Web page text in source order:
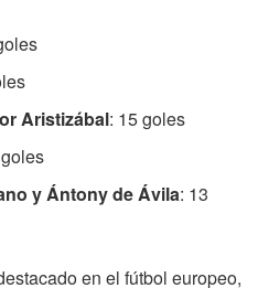
Aristizábal: 15 goles
y Ántony de Ávila: 13
en el fútbol europeo,